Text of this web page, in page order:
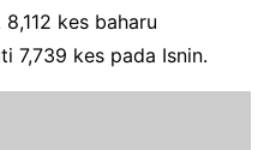
kes baharu
7,739 kes pada Isnin.